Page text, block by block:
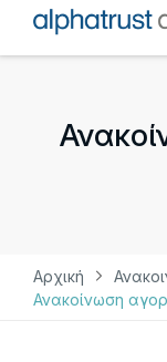
Αρχική
Ανακοίνωση